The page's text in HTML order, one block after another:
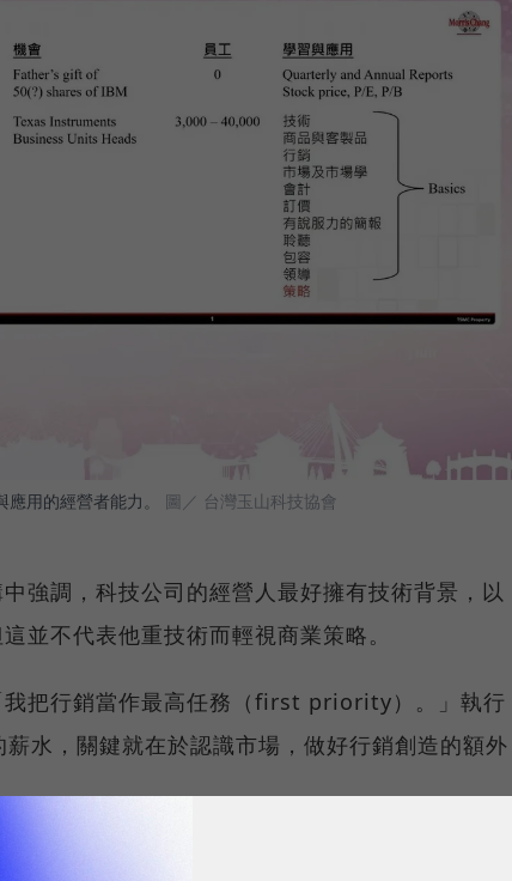
用的經營者能力。 圖／ 台灣玉山科技協會
強調，科技公司的經營人最好擁有技術背景，以
並不代表他重技術而輕視商業策略。
我把行銷當作最高任務（first priority）。」執行
水，關鍵就在於認識市場，做好行銷創造的額外
本，但執行長只要將價格提高1%，就能發揮同